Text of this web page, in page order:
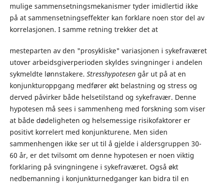
mulige sammensetningsmekanismer tyder imidlertid ikke
på at sammensetningseffekter kan forklare noen stor del av
korrelasjonen. I samme retning trekker det at
mesteparten av den "prosykliske" variasjonen i sykefraværet
utover arbeidsgiverperioden skyldes svingninger i andelen
sykmeldte lønnstakere. Stresshypotesen går ut på at en
konjunkturoppgang medfører økt belastning og stress og
derved påvirker både helsetilstand og sykefravær. Denne
hypotesen må sees i sammenheng med forskning som viser
at både dødeligheten og helsemessige risikofaktorer er
positivt korrelert med konjunkturene. Men siden
sammenhengen ikke ser ut til å gjelde i aldersgruppen 30-
60 år, er det tvilsomt om denne hypotesen er noen viktig
forklaring på svingningene i sykefraværet. Også økt
nedbemanning i konjunkturnedganger kan bidra til en